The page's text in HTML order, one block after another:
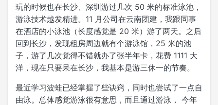
玩的时候也在长沙、深圳游过几次 50 米的标准泳池，
游泳技术越发精进。11 月公司在云南团建，我跟同事
在酒店的小泳池（长度感觉是 20 米）游了两天。之后
回到长沙，发现租房周边就有个游泳馆，25 米的池
子，游了几次觉得不错就办了张半年卡，花费 1111 大
洋，现在只要呆在长沙，我基本是游三休一的节奏。
最近学习波蛙已经掌握了些诀窍，同时也尝试了一点自
由泳。总体感觉游泳很有意思，而且通过游泳， 今年